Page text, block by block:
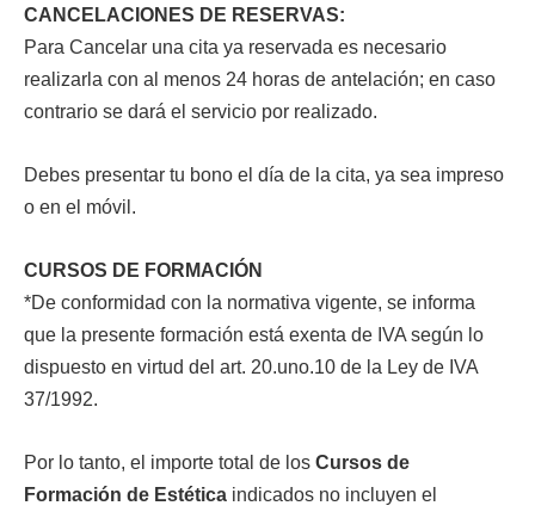
CANCELACIONES DE RESERVAS:
Para Cancelar una cita ya reservada es necesario
realizarla con al menos 24 horas de antelación; en caso
contrario se dará el servicio por realizado.
Debes presentar tu bono el día de la cita, ya sea impreso
o en el móvil.
CURSOS DE FORMACIÓN
*De conformidad con la normativa vigente, se informa
que la presente formación está exenta de IVA según lo
dispuesto en virtud del art. 20.uno.10 de la Ley de IVA
37/1992.
Por lo tanto, el importe total de los Cursos de
Formación de Estética indicados no incluyen el